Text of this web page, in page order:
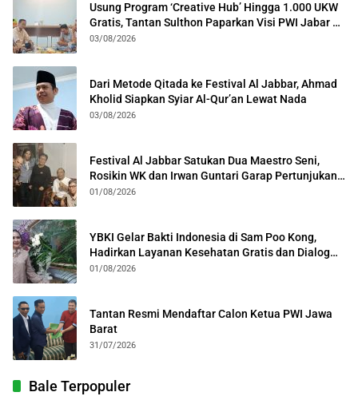
Usung Program ‘Creative Hub’ Hingga 1.000 UKW
Gratis, Tantan Sulthon Paparkan Visi PWI Jabar di
Kota Bogor
03/08/2026
Dari Metode Qitada ke Festival Al Jabbar, Ahmad
Kholid Siapkan Syiar Al-Qur’an Lewat Nada
03/08/2026
Festival Al Jabbar Satukan Dua Maestro Seni,
Rosikin WK dan Irwan Guntari Garap Pertunjukan
Kolosal
01/08/2026
YBKI Gelar Bakti Indonesia di Sam Poo Kong,
Hadirkan Layanan Kesehatan Gratis dan Dialog
Kebangsaan
01/08/2026
Tantan Resmi Mendaftar Calon Ketua PWI Jawa
Barat
31/07/2026
Bale Terpopuler